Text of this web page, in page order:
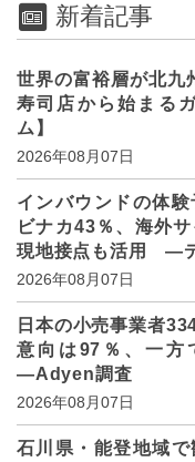
新着記事
世界の富裕層が北九
寿司店から始まる
ム】
2026年08月07日
インバウンドの体
ビナカ43％、海外
現地接点も活用 ―
2026年08月07日
日本の小売事業者
意向は97％、一
―Adyen調査
2026年08月07日
石川県・能登地域